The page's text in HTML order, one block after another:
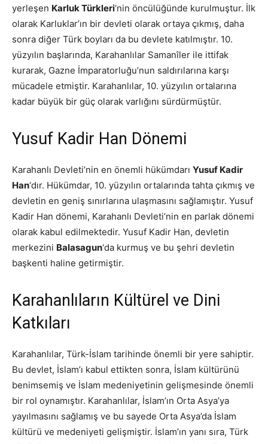
yerleşen Karluk Türkleri‘nin öncülüğünde kurulmuştur. İlk
olarak Karluklar’ın bir devleti olarak ortaya çıkmış, daha
sonra diğer Türk boyları da bu devlete katılmıştır. 10.
yüzyılın başlarında, Karahanlılar Samanîler ile ittifak
kurarak, Gazne İmparatorluğu’nun saldırılarına karşı
mücadele etmiştir. Karahanlılar, 10. yüzyılın ortalarına
kadar büyük bir güç olarak varlığını sürdürmüştür.
Yusuf Kadir Han Dönemi
Karahanlı Devleti’nin en önemli hükümdarı Yusuf Kadir
Han‘dır. Hükümdar, 10. yüzyılın ortalarında tahta çıkmış ve
devletin en geniş sınırlarına ulaşmasını sağlamıştır. Yusuf
Kadir Han dönemi, Karahanlı Devleti’nin en parlak dönemi
olarak kabul edilmektedir. Yusuf Kadir Han, devletin
merkezini Balasagun‘da kurmuş ve bu şehri devletin
başkenti haline getirmiştir.
Karahanlıların Kültürel ve Dini
Katkıları
Karahanlılar, Türk-İslam tarihinde önemli bir yere sahiptir.
Bu devlet, İslam’ı kabul ettikten sonra, İslam kültürünü
benimsemiş ve İslam medeniyetinin gelişmesinde önemli
bir rol oynamıştır. Karahanlılar, İslam’ın Orta Asya’ya
yayılmasını sağlamış ve bu sayede Orta Asya’da İslam
kültürü ve medeniyeti gelişmiştir. İslam’ın yanı sıra, Türk